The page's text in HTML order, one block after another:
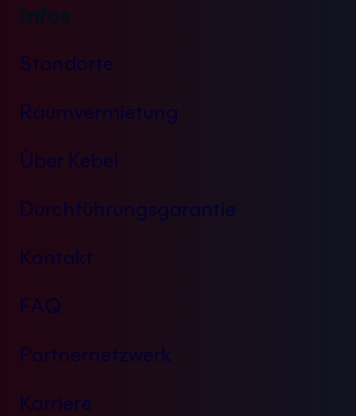
Infos
Standorte
Raumvermietung
Über Kebel
Durchführungsgarantie
Kontakt
FAQ
Partnernetzwerk
Karriere